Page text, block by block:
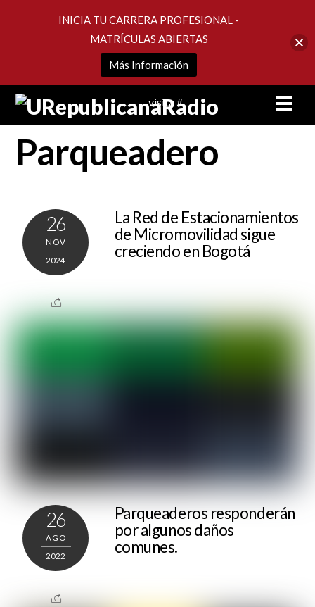
Skip
visita #
Parqueadero
26
NOV
2024
La Red de Estacionamientos
de Micromovilidad sigue
creciendo en Bogotá
26
AGO
2022
Parqueaderos responderán
por algunos daños
comunes.
INICIA TU CARRERA PROFESIONAL -
MATRÍCULAS ABIERTAS
Más Información